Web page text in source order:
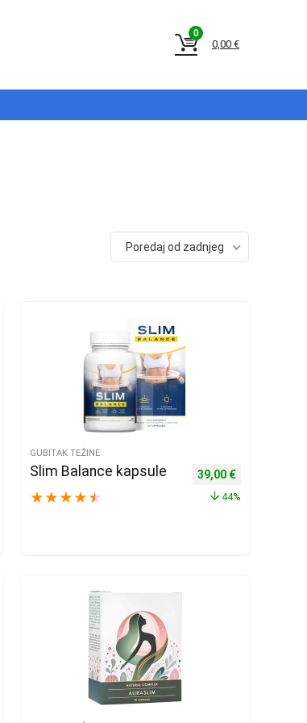
0
0,00 €
Poredaj od zadnjeg
bila je: 72,00 €.
cijena je: 39,00 €.
GUBITAK TEŽINE
Slim Balance kapsule
★ ★ ★ ★ ★
Izvorna cijena bila
39,00 €Trenutna
44%